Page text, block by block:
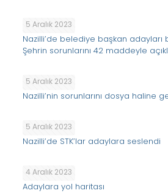
5 Aralık 2023
Nazilli’de belediye başkan adayları
Şehrin sorunlarını 42 maddeyle
5 Aralık 2023
Nazilli’nin sorunlarını dosya haline
5 Aralık 2023
Nazilli’de STK’lar adaylara seslendi
4 Aralık 2023
Adaylara yol haritası